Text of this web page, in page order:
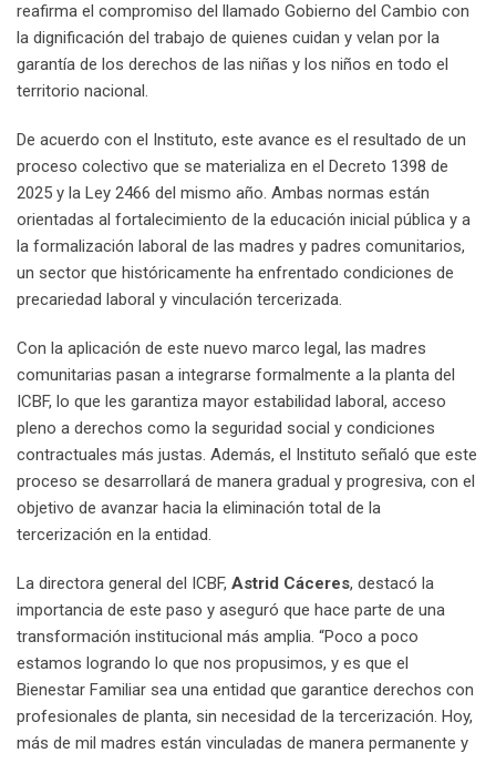
reafirma el compromiso del llamado Gobierno del Cambio con
la dignificación del trabajo de quienes cuidan y velan por la
garantía de los derechos de las niñas y los niños en todo el
territorio nacional.
De acuerdo con el Instituto, este avance es el resultado de un
proceso colectivo que se materializa en el Decreto 1398 de
2025 y la Ley 2466 del mismo año. Ambas normas están
orientadas al fortalecimiento de la educación inicial pública y a
la formalización laboral de las madres y padres comunitarios,
un sector que históricamente ha enfrentado condiciones de
precariedad laboral y vinculación tercerizada.
Con la aplicación de este nuevo marco legal, las madres
comunitarias pasan a integrarse formalmente a la planta del
ICBF, lo que les garantiza mayor estabilidad laboral, acceso
pleno a derechos como la seguridad social y condiciones
contractuales más justas. Además, el Instituto señaló que este
proceso se desarrollará de manera gradual y progresiva, con el
objetivo de avanzar hacia la eliminación total de la
tercerización en la entidad.
La directora general del ICBF, Astrid Cáceres, destacó la
importancia de este paso y aseguró que hace parte de una
transformación institucional más amplia. “Poco a poco
estamos logrando lo que nos propusimos, y es que el
Bienestar Familiar sea una entidad que garantice derechos con
profesionales de planta, sin necesidad de la tercerización. Hoy,
más de mil madres están vinculadas de manera permanente y